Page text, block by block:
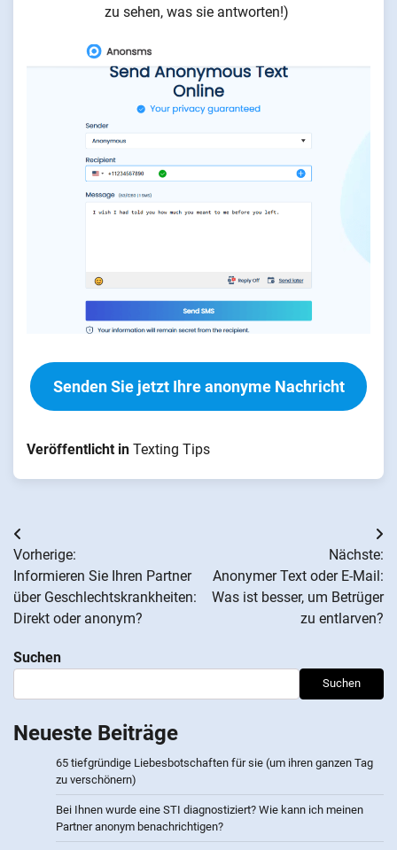
zu sehen, was sie antworten!)
Senden Sie jetzt Ihre anonyme Nachricht
Veröffentlicht in Texting Tips
Beitrags-
Navigation
Vorherige:
Informieren Sie Ihren Partner
über Geschlechtskrankheiten:
Direkt oder anonym?
Nächste:
Anonymer Text oder E-Mail:
Was ist besser, um Betrüger
zu entlarven?
Suchen
Suchen
Neueste Beiträge
65 tiefgründige Liebesbotschaften für sie (um ihren ganzen Tag
zu verschönern)
Bei Ihnen wurde eine STI diagnostiziert? Wie kann ich meinen
Partner anonym benachrichtigen?